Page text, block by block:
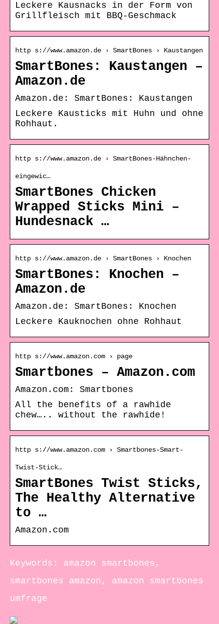
Leckere Kausnacks in der Form von
Grillfleisch mit BBQ-Geschmack
http s://www.amazon.de › SmartBones › Kaustangen
SmartBones: Kaustangen –
Amazon.de
Amazon.de: SmartBones: Kaustangen
Leckere Kausticks mit Huhn und ohne
Rohhaut.
http s://www.amazon.de › SmartBones-Hähnchen-
eingewic…
SmartBones Chicken
Wrapped Sticks Mini –
Hundesnack …
http s://www.amazon.de › SmartBones › Knochen
SmartBones: Knochen –
Amazon.de
Amazon.de: SmartBones: Knochen
Leckere Kauknochen ohne Rohhaut
http s://www.amazon.com › page
Smartbones – Amazon.com
Amazon.com: Smartbones
All the benefits of a rawhide
chew….. without the rawhide!
http s://www.amazon.com › Smartbones-Smart-
Twist-Stick…
SmartBones Twist Sticks,
The Healthy Alternative
to …
Amazon.com
Keywords: amazon smartbones,
smartbones amazon, amazon smartbones
umfrage